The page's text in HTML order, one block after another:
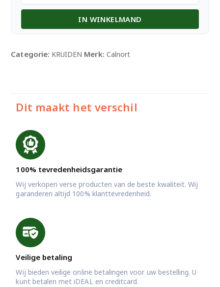
BOUILLON
aantal
IN WINKELMAND
Categorie: KRUIDEN Merk: Calnort
Dit maakt het verschil
100% tevredenheidsgarantie
Wij verkopen verse producten van de beste kwaliteit. Wij
garanderen altijd 100% klanttevredenheid.
Veilige betaling
Wij bieden veilige online betalingen voor uw bestelling. U
kunt betalen met iDEAL en creditcard.